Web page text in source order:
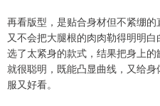
再看版型，是贴合身材但不紧绷
又不会把大腿根的肉肉勒得明明
选了太紧身的款式，结果把身上
就很聪明，既能凸显曲线，又给
服又好看。